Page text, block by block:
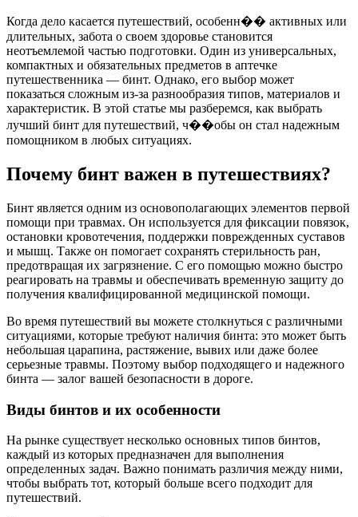
Когда дело касается путешествий, особенн�� активных или
длительных, забота о своем здоровье становится
неотъемлемой частью подготовки. Один из универсальных,
компактных и обязательных предметов в аптечке
путешественника — бинт. Однако, его выбор может
показаться сложным из-за разнообразия типов, материалов и
характеристик. В этой статье мы разберемся, как выбрать
лучший бинт для путешествий, ч��обы он стал надежным
помощником в любых ситуациях.
Почему бинт важен в путешествиях?
Бинт является одним из основополагающих элементов первой
помощи при травмах. Он используется для фиксации повязок,
остановки кровотечения, поддержки поврежденных суставов
и мышц. Также он помогает сохранять стерильность ран,
предотвращая их загрязнение. С его помощью можно быстро
реагировать на травмы и обеспечивать временную защиту до
получения квалифицированной медицинской помощи.
Во время путешествий вы можете столкнуться с различными
ситуациями, которые требуют наличия бинта: это может быть
небольшая царапина, растяжение, вывих или даже более
серьезные травмы. Поэтому выбор подходящего и надежного
бинта — залог вашей безопасности в дороге.
Виды бинтов и их особенности
На рынке существует несколько основных типов бинтов,
каждый из которых предназначен для выполнения
определенных задач. Важно понимать различия между ними,
чтобы выбрать тот, который больше всего подходит для
путешествий.